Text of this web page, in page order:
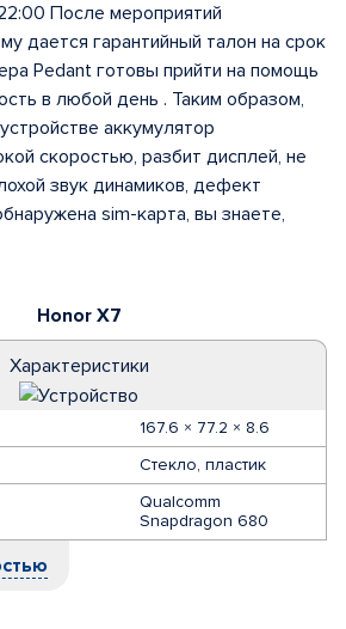
Honor X7
Характеристики
167.6 × 77.2 × 8.6
Стекло, пластик
Qualcomm
Snapdragon 680
После мероприятий
дается гарантийный талон на срок
Pedant готовы прийти на помощь
в любой день . Таким образом,
аккумулятор
скоростью, разбит дисплей, не
звук динамиков, дефект
sim-карта, вы знаете,